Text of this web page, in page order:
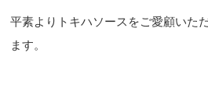
平素よりトキハソースをご愛顧いた
ます。